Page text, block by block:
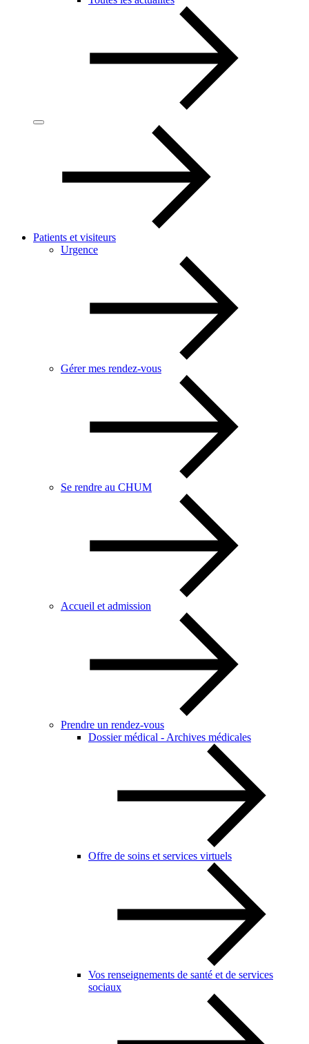
Patients et visiteurs
Urgence
Gérer mes rendez-vous
Se rendre au CHUM
Accueil et admission
Prendre un rendez-vous
Dossier médical - Archives médicales
Offre de soins et services virtuels
Vos renseignements de santé et de services
sociaux